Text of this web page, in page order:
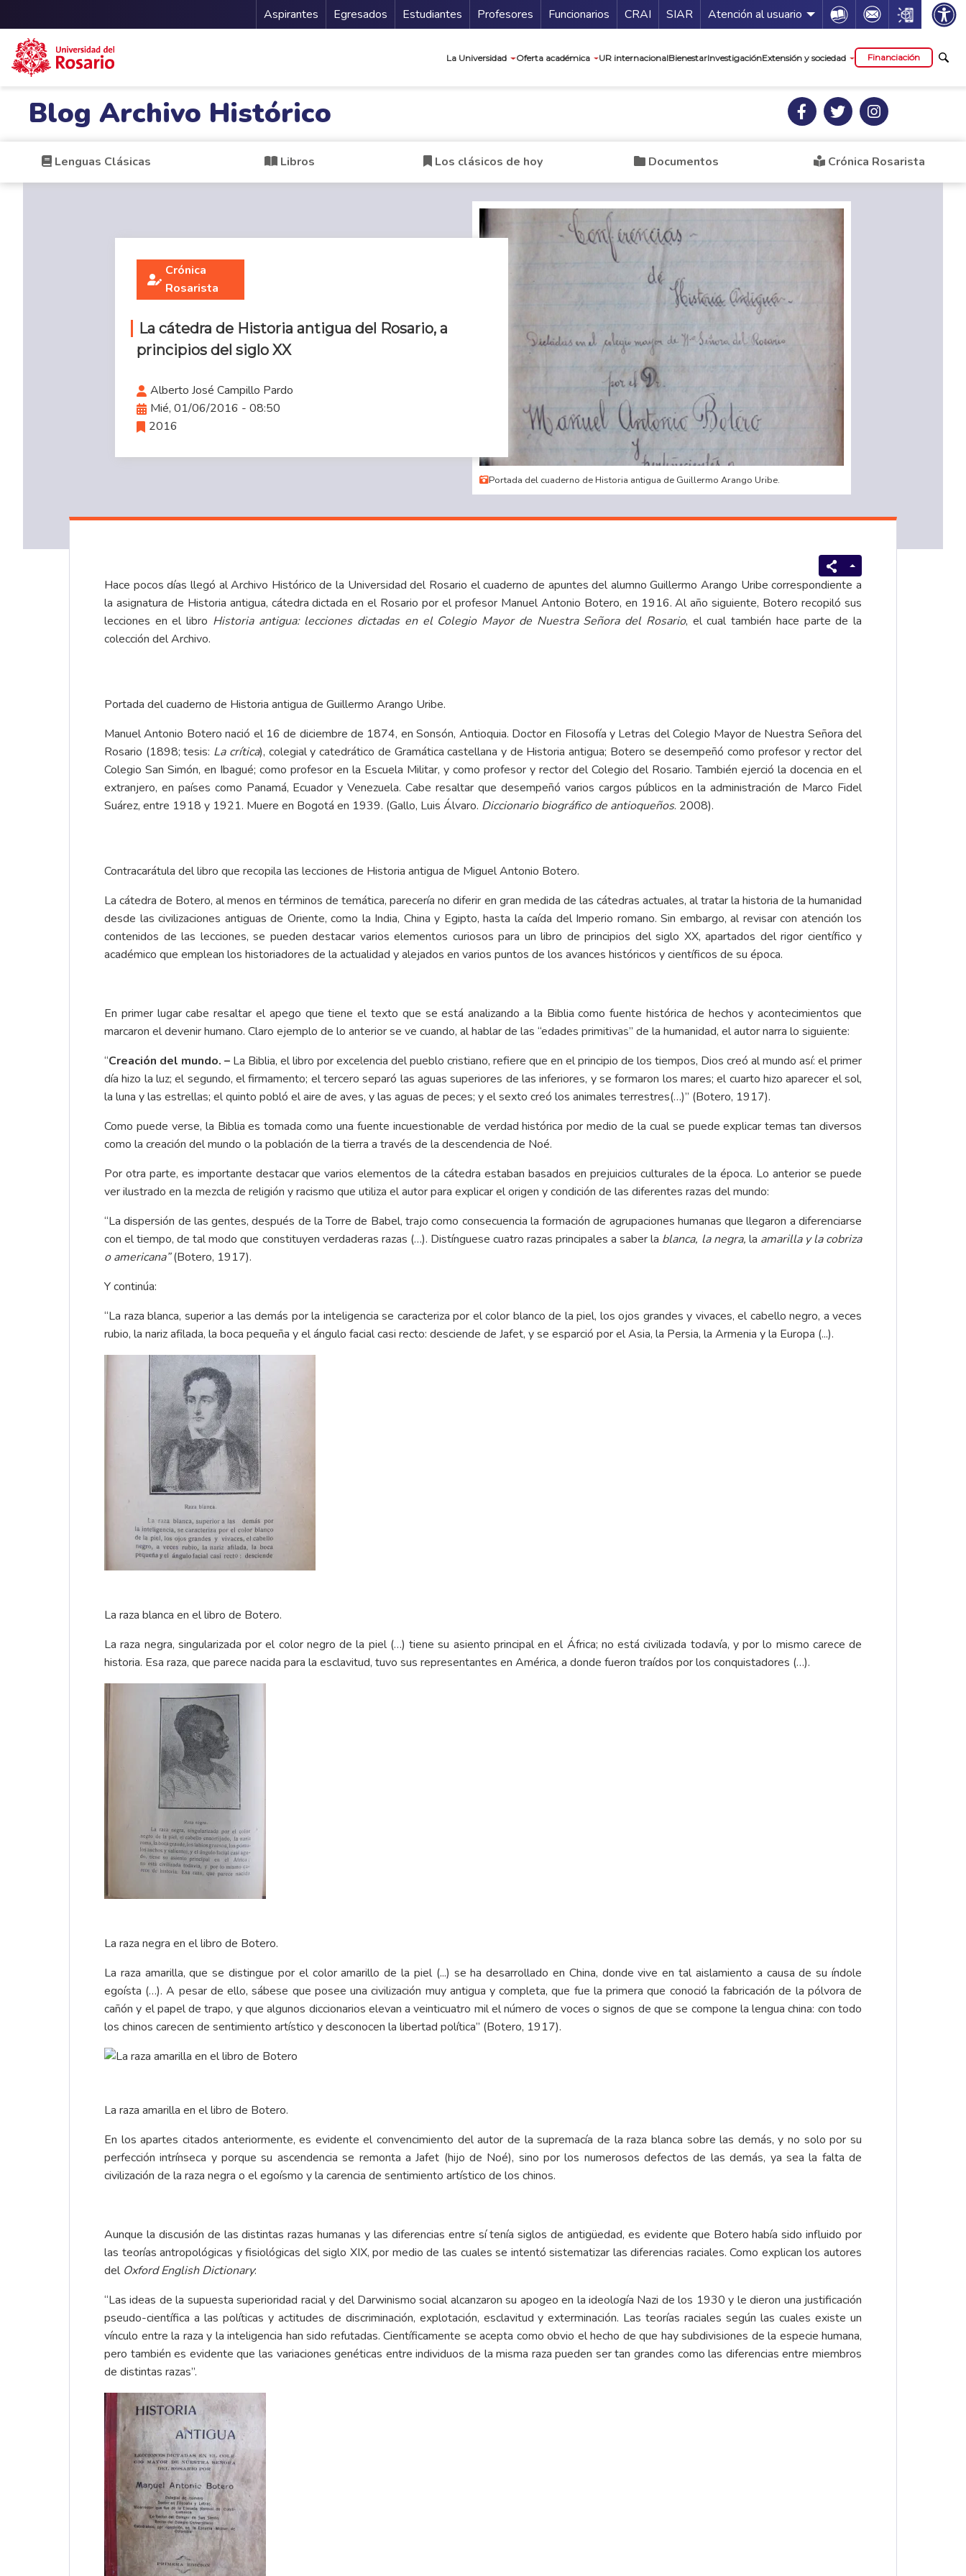
Menu Secundario
Aspirantes Egresados Estudiantes Profesores Funcionarios Guía de servicios
CRAI SIAR Atención al usuario Icon Icon Icon
La Universidad Oferta académica UR internacionalBienestarInvestigaciónExtensión y sociedad Financiación
Blog Archivo Histórico
Lenguas Clásicas Libros Los clásicos de hoy Documentos Crónica Rosarista
Crónica
Rosarista
La cátedra de Historia antigua del Rosario, a
principios del siglo XX
Alberto José Campillo Pardo
Mié, 01/06/2016 - 08:50
2016
Portada del cuaderno de Historia antigua de Guillermo Arango Uribe.
Hace pocos días llegó al Archivo Histórico de la Universidad del Rosario el cuaderno de apuntes del alumno Guillermo Arango Uribe correspondiente a
la asignatura de Historia antigua, cátedra dictada en el Rosario por el profesor Manuel Antonio Botero, en 1916. Al año siguiente, Botero recopiló sus
lecciones en el libro Historia antigua: lecciones dictadas en el Colegio Mayor de Nuestra Señora del Rosario, el cual también hace parte de la
colección del Archivo.
Portada del cuaderno de Historia antigua de Guillermo Arango Uribe.
Manuel Antonio Botero nació el 16 de diciembre de 1874, en Sonsón, Antioquia. Doctor en Filosofía y Letras del Colegio Mayor de Nuestra Señora del
Rosario (1898; tesis: La crítica), colegial y catedrático de Gramática castellana y de Historia antigua; Botero se desempeñó como profesor y rector del
Colegio San Simón, en Ibagué; como profesor en la Escuela Militar, y como profesor y rector del Colegio del Rosario. También ejerció la docencia en el
extranjero, en países como Panamá, Ecuador y Venezuela. Cabe resaltar que desempeñó varios cargos públicos en la administración de Marco Fidel
Suárez, entre 1918 y 1921. Muere en Bogotá en 1939. (Gallo, Luis Álvaro. Diccionario biográfico de antioqueños. 2008).
Contracarátula del libro que recopila las lecciones de Historia antigua de Miguel Antonio Botero.
La cátedra de Botero, al menos en términos de temática, parecería no diferir en gran medida de las cátedras actuales, al tratar la historia de la humanidad
desde las civilizaciones antiguas de Oriente, como la India, China y Egipto, hasta la caída del Imperio romano. Sin embargo, al revisar con atención los
contenidos de las lecciones, se pueden destacar varios elementos curiosos para un libro de principios del siglo XX, apartados del rigor científico y
académico que emplean los historiadores de la actualidad y alejados en varios puntos de los avances históricos y científicos de su época.
En primer lugar cabe resaltar el apego que tiene el texto que se está analizando a la Biblia como fuente histórica de hechos y acontecimientos que
marcaron el devenir humano. Claro ejemplo de lo anterior se ve cuando, al hablar de las “edades primitivas” de la humanidad, el autor narra lo siguiente:
“Creación del mundo. – La Biblia, el libro por excelencia del pueblo cristiano, refiere que en el principio de los tiempos, Dios creó al mundo así: el primer
día hizo la luz; el segundo, el firmamento; el tercero separó las aguas superiores de las inferiores, y se formaron los mares; el cuarto hizo aparecer el sol,
la luna y las estrellas; el quinto pobló el aire de aves, y las aguas de peces; y el sexto creó los animales terrestres(…)” (Botero, 1917).
Como puede verse, la Biblia es tomada como una fuente incuestionable de verdad histórica por medio de la cual se puede explicar temas tan diversos
como la creación del mundo o la población de la tierra a través de la descendencia de Noé.
Por otra parte, es importante destacar que varios elementos de la cátedra estaban basados en prejuicios culturales de la época. Lo anterior se puede
ver ilustrado en la mezcla de religión y racismo que utiliza el autor para explicar el origen y condición de las diferentes razas del mundo:
“La dispersión de las gentes, después de la Torre de Babel, trajo como consecuencia la formación de agrupaciones humanas que llegaron a diferenciarse
con el tiempo, de tal modo que constituyen verdaderas razas (…). Distínguese cuatro razas principales a saber la blanca, la negra, la amarilla y la cobriza
o americana”(Botero, 1917).
Y continúa:
“La raza blanca, superior a las demás por la inteligencia se caracteriza por el color blanco de la piel, los ojos grandes y vivaces, el cabello negro, a veces
rubio, la nariz afilada, la boca pequeña y el ángulo facial casi recto: desciende de Jafet, y se esparció por el Asia, la Persia, la Armenia y la Europa (...).
La raza blanca en el libro de Botero.
La raza negra, singularizada por el color negro de la piel (…) tiene su asiento principal en el África; no está civilizada todavía, y por lo mismo carece de
historia. Esa raza, que parece nacida para la esclavitud, tuvo sus representantes en América, a donde fueron traídos por los conquistadores (…).
La raza negra en el libro de Botero.
La raza amarilla, que se distingue por el color amarillo de la piel (...) se ha desarrollado en China, donde vive en tal aislamiento a causa de su índole
egoísta (…). A pesar de ello, sábese que posee una civilización muy antigua y completa, que fue la primera que conoció la fabricación de la pólvora de
cañón y el papel de trapo, y que algunos diccionarios elevan a veinticuatro mil el número de voces o signos de que se compone la lengua china: con todo
los chinos carecen de sentimiento artístico y desconocen la libertad política” (Botero, 1917).
La raza amarilla en el libro de Botero.
En los apartes citados anteriormente, es evidente el convencimiento del autor de la supremacía de la raza blanca sobre las demás, y no solo por su
perfección intrínseca y porque su ascendencia se remonta a Jafet (hijo de Noé), sino por los numerosos defectos de las demás, ya sea la falta de
civilización de la raza negra o el egoísmo y la carencia de sentimiento artístico de los chinos.
Aunque la discusión de las distintas razas humanas y las diferencias entre sí tenía siglos de antigüedad, es evidente que Botero había sido influido por
las teorías antropológicas y fisiológicas del siglo XIX, por medio de las cuales se intentó sistematizar las diferencias raciales. Como explican los autores
del Oxford English Dictionary:
“Las ideas de la supuesta superioridad racial y del Darwinismo social alcanzaron su apogeo en la ideología Nazi de los 1930 y le dieron una justificación
pseudo-científica a las políticas y actitudes de discriminación, explotación, esclavitud y exterminación. Las teorías raciales según las cuales existe un
vínculo entre la raza y la inteligencia han sido refutadas. Científicamente se acepta como obvio el hecho de que hay subdivisiones de la especie humana,
pero también es evidente que las variaciones genéticas entre individuos de la misma raza pueden ser tan grandes como las diferencias entre miembros
de distintas razas”.